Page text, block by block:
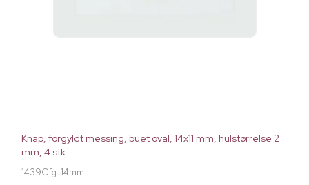
Knap, forgyldt messing, buet oval, 14x11 mm, hulstørrelse 2
mm, 4 stk
1439Cfg-14mm